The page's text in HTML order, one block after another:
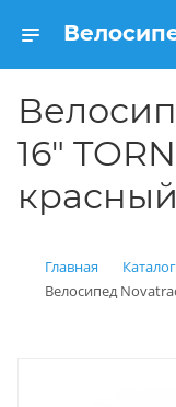
16"
красный
Главная Каталог
Велосипед